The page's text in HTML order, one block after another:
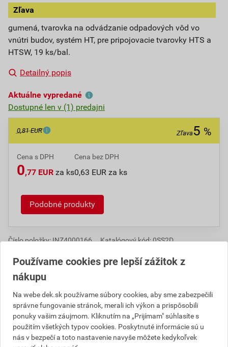
Zľava
gumená, tvarovka na odvádzanie odpadových vôd vo
vnútri budov, systém HT, pre pripojovacie tvarovky HTS a
HTSW, 19 ks/bal.
Detailný popis
Aktuálne vypredané
Dostupné len v (1) predajni
0,81 EUR Zľava 5 %
Cena s DPH
0,77 EUR za ks
Cena bez DPH
0,63 EUR za ks
Podobné produkty
Číslo položky:INZ4000166 Katalógový kód: 0SS2D
HT-systém je odpadové potrubie s hrdlovými spojmi
vhodný pre tepelnú, chemickú, mechanickú i požiarnu
záťaž. Možno použiť v domácnostiach, hoteloch,
Používame cookies pre lepší zážitok z
nákupu
Na webe dek.sk používame súbory cookies, aby sme zabezpečili
správne fungovanie stránok, merali ich výkon a prispôsobili
ponuky vašim záujmom. Kliknutím na „Prijímam" súhlasíte s
použitím všetkých typov cookies. Poskytnuté informácie sú u
nás v bezpečí a toto nastavenie navyše môžete kedykoľvek